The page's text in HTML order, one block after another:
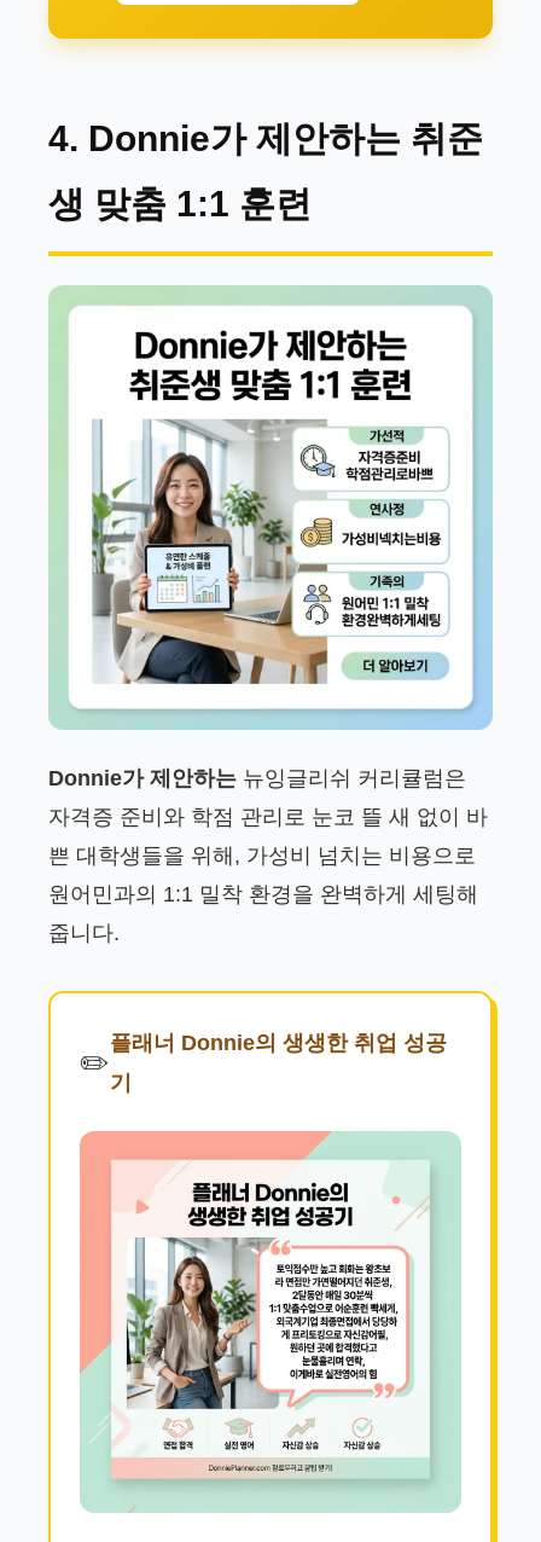
4. Donnie가 제안하는 취준
생 맞춤 1:1 훈련
Donnie가 제안하는 뉴잉글리쉬 커리큘럼은
자격증 준비와 학점 관리로 눈코 뜰 새 없이 바
쁜 대학생들을 위해, 가성비 넘치는 비용으로
원어민과의 1:1 밀착 환경을 완벽하게 세팅해
줍니다.
✏️
플래너 Donnie의 생생한 취업 성공
기